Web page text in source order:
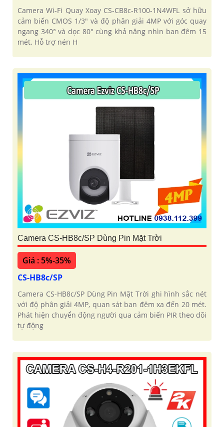
Camera Wi-Fi Quay Xoay CS-CB8c-R100-1N4WFL sở hữu
cảm biến CMOS 1/3" và độ phân giải 4MP với góc quay
ngang 340° và dọc 80° cùng khả năng nhìn ban đêm 15
mét. Hỗ trợ nén H
Camera CS-HB8c/SP Dùng Pin Mặt Trời
Giá : 5%-35%
CS-HB8c/SP
Camera CS-HB8c/SP Dùng Pin Mặt Trời ghi hình sắc nét
với độ phân giải 4MP, quan sát ban đêm xa đến 20 mét.
Phát hiện chuyển động người qua cảm biến PIR theo dõi
tự động